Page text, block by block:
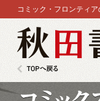
コミック・フロンティ